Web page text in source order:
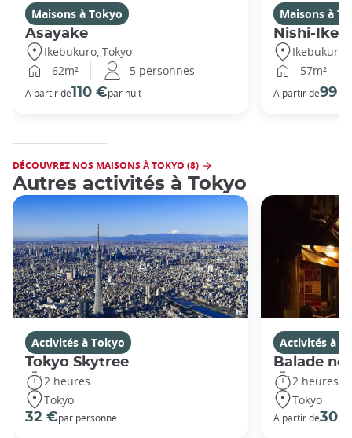
Maisons à Tokyo
Asayake
Ikebukuro, Tokyo
62m²
5 personnes
A partir de110 €par nuit
Maisons à
Nishi-
Ikebukuro,
57m²
A partir de99 €
DÉCOUVREZ NOS MAISONS À TOKYO (8)
Autres activités à Tokyo
Activités à Tokyo
Tokyo Skytree
2 heures
Tokyo
32 €par personne
Activités à
Balade
2 heures
Tokyo
A partir de30